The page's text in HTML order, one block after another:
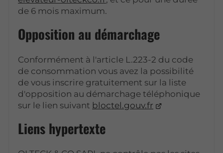
de 6 mois maximum.
Opposition au démarchage
Conformément à l'article L.223-2 du code
de consommation vous avez la possibilité
de vous inscrire gratuitement sur la liste
d'opposition au démarchage téléphonique
sur le lien suivant bloctel.gouv.fr
Liens hypertexte